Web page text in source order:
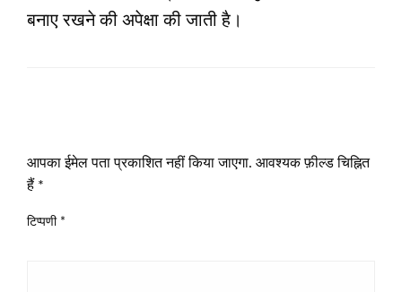
बनाए रखने की अपेक्षा की जाती है।
आपका ईमेल पता प्रकाशित नहीं किया जाएगा. आवश्यक फ़ील्ड चिह्नित
हैं *
टिप्पणी *